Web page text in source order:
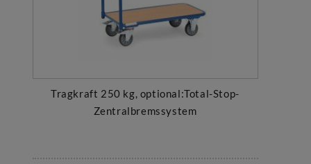
Tragkraft 250 kg, optional:Total-Stop-
Zentralbremssystem